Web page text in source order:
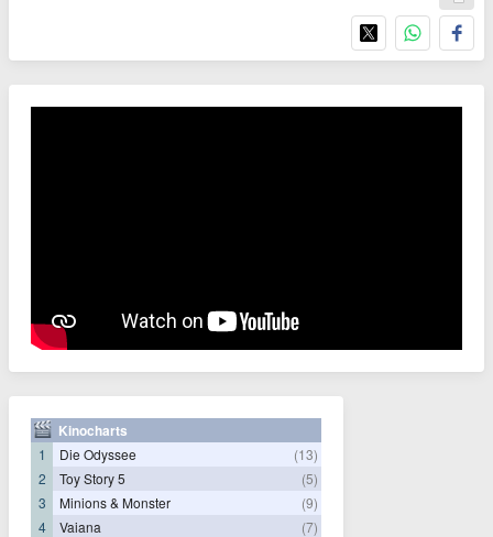
Kinocharts
1 Die Odyssee
(13)
2
Toy Story 5
(5)
3
Minions & Monster
(9)
4
Vaiana
(7)